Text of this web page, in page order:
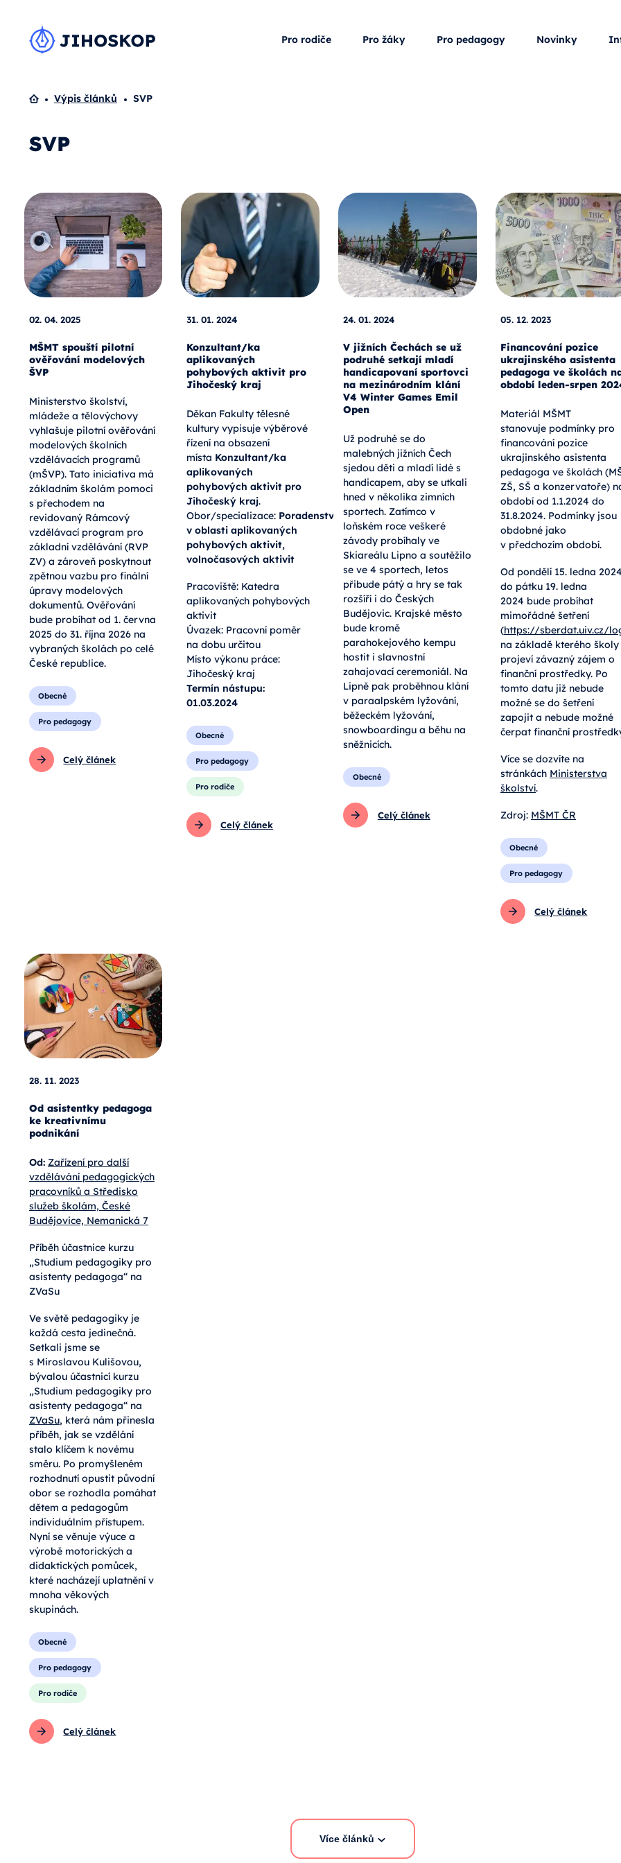
Pro rodiče Pro žáky Pro pedagogy Novinky
Domů
Výpis článků SVP
SVP
02. 04. 2025
MŠMT spouští pilotní
ověřování modelových
ŠVP
Ministerstvo školství,
mládeže a tělovýchovy
vyhlašuje pilotní ověřování
modelových školních
vzdělávacích programů
(mŠVP). Tato iniciativa má
základním školám pomoci
s přechodem na
revidovaný Rámcový
vzdělávací program pro
základní vzdělávání (RVP
ZV) a zároveň poskytnout
zpětnou vazbu pro finální
úpravy modelových
dokumentů. Ověřování
bude probíhat od 1. června
2025 do 31. října 2026 na
vybraných školách po celé
České republice.
Obecné
Pro pedagogy
Celý článek
31. 01. 2024
Konzultant/ka
aplikovaných
pohybových aktivit pro
Jihočeský kraj
Děkan Fakulty tělesné
kultury vypisuje výběrové
řízení na obsazení
místa Konzultant/ka
aplikovaných
pohybových aktivit pro
Jihočeský kraj.
Obor/specializace: Poradenství
v oblasti aplikovaných
pohybových aktivit,
volnočasových aktivit
Pracoviště: Katedra
aplikovaných pohybových
aktivit
Úvazek: Pracovní poměr
na dobu určitou
Místo výkonu práce:
Jihočeský kraj
Termín nástupu:
01.03.2024
Obecné
Pro pedagogy
Pro rodiče
Celý článek
24. 01. 2024
V jižních Čechách se už
podruhé setkají mladí
handicapovaní sportovci
na mezinárodním klání
V4 Winter Games Emil
Open
Už podruhé se do
malebných jižních Čech
sjedou děti a mladí lidé s
handicapem, aby se utkali
hned v několika zimních
sportech. Zatímco v
loňském roce veškeré
závody probíhaly ve
Skiareálu Lipno a soutěžilo
se ve 4 sportech, letos
přibude pátý a hry se tak
rozšíří i do Českých
Budějovic. Krajské město
bude kromě
parahokejového kempu
hostit i slavnostní
zahajovací ceremoniál. Na
Lipně pak proběhnou klání
v paraalpském lyžování,
běžeckém lyžování,
snowboardingu a běhu na
sněžnicích.
Obecné
Celý článek
05. 12. 2023
Financování pozice
ukrajinského asistenta
pedagoga ve školách
období leden-srpen
Materiál MŠMT
stanovuje podmínky pro
financování pozice
ukrajinského asistenta
pedagoga ve školách
ZŠ, SŠ a konzervatoře)
období od 1.1.2024 do
31.8.2024. Podmínky jsou
obdobné jako
v předchozím období.
Od pondělí 15. ledna
do pátku 19. ledna
2024 bude probíhat
mimořádné šetření
(https://sberdat.uiv.cz/
na základě kterého školy
projeví závazný zájem o
finanční prostředky. Po
tomto datu již nebude
možné se do šetření
zapojit a nebude možné
čerpat finanční
Více se dozvíte na
stránkách Ministerstva
školství.
Zdroj: MŠMT ČR
Obecné
Pro pedagogy
Celý článek
28. 11. 2023
Od asistentky pedagoga
ke kreativnímu
podnikání
Od: Zařízení pro další
vzdělávání pedagogických
pracovníků a Středisko
služeb školám, České
Budějovice, Nemanická 7
Příběh účastnice kurzu
„Studium pedagogiky pro
asistenty pedagoga“ na
ZVaSu
Ve světě pedagogiky je
každá cesta jedinečná.
Setkali jsme se
s Miroslavou Kulišovou,
bývalou účastnicí kurzu
„Studium pedagogiky pro
asistenty pedagoga“ na
ZVaSu, která nám přinesla
příběh, jak se vzdělání
stalo klíčem k novému
směru. Po promyšleném
rozhodnutí opustit původní
obor se rozhodla pomáhat
dětem a pedagogům
individuálním přístupem.
Nyní se věnuje výuce a
výrobě motorických a
didaktických pomůcek,
které nacházejí uplatnění v
mnoha věkových
skupinách.
Obecné
Pro pedagogy
Pro rodiče
Celý článek
Více článků